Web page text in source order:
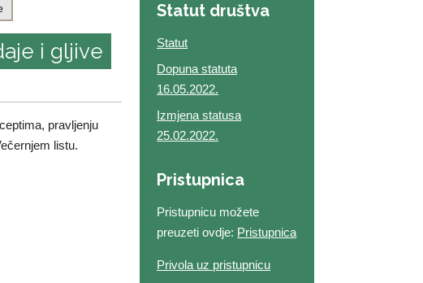
i gljive
pravljenju
listu.
Statut društva
Statut
Dopuna statuta
16.05.2022.
Izmjena statusa
25.02.2022.
Pristupnica
Pristupnicu možete
preuzeti ovdje: Pristupnica
Privola uz pristupnicu